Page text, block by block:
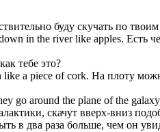
буду скучать по твоим
in the river like apples. Есть
тебе это?
like a piece of cork. На плоту
go around the plane of the
скачут вверх-вниз
в два раза больше, чем он